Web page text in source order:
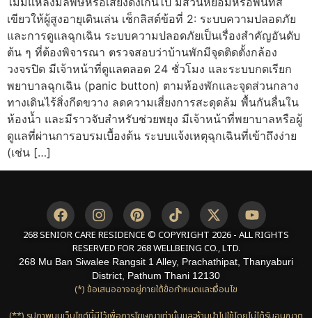
เขียวให้ผู้สูงอายุเดินเล่น เช็กลิสต์ข้อที่ 2: ระบบความปลอดภัย
และการดูแลฉุกเฉิน ระบบความปลอดภัยเป็นเรื่องสำคัญอันดับ
ต้น ๆ ที่ต้องพิจารณา ตรวจสอบว่าบ้านพักมีจุดติดตั้งกล้อง
วงจรปิด มีเจ้าหน้าที่ดูแลตลอด 24 ชั่วโมง และระบบกดเรียก
พยาบาลฉุกเฉิน (panic button) ตามห้องพักและจุดส่วนกลาง
ทางเดินไร้สิ่งกีดขวาง ลดความเสี่ยงการสะดุดล้ม พื้นกันลื่นใน
ห้องน้ำ และมีราวจับสำหรับช่วยพยุง มีเจ้าหน้าที่พยาบาลหรือผู้
ดูแลที่ผ่านการอบรมเบื้องต้น ระบบแจ้งเหตุฉุกเฉินที่เข้าถึงง่าย
(เช่น […]
268 SENIOR CARE RESIDENCE © COPYRIGHT 2026 - ALL RIGHTS
RESERVED FOR 268 WELLBEING CO., LTD.
268 Mu Ban Siwalee Rangsit 1 Alley, Prachathipat, Thanyaburi
District, Pathum Thani 12130
(*) ข้อเสนออาจอยู่ภายใต้ข้อกำหนดและเงื่อนไข